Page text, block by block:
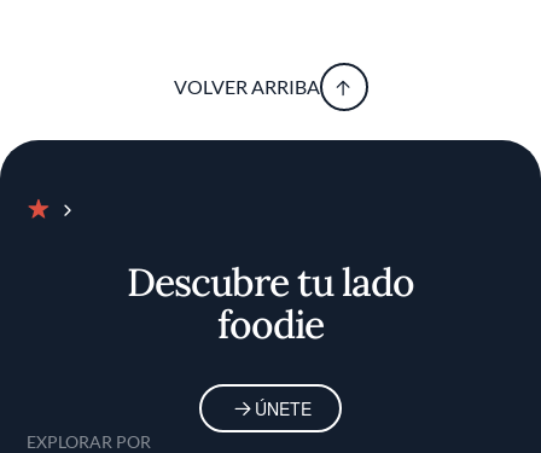
VOLVER ARRIBA
Descubre tu lado
foodie
ÚNETE
EXPLORAR POR